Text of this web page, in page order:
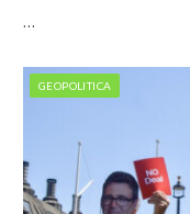
…
GEOPOLITICA